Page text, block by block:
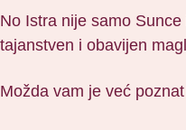
No Istra nije samo
tajanstven i obavijen
Možda vam je već poznat